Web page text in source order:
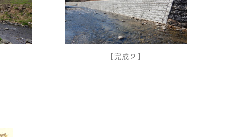
【完成２】